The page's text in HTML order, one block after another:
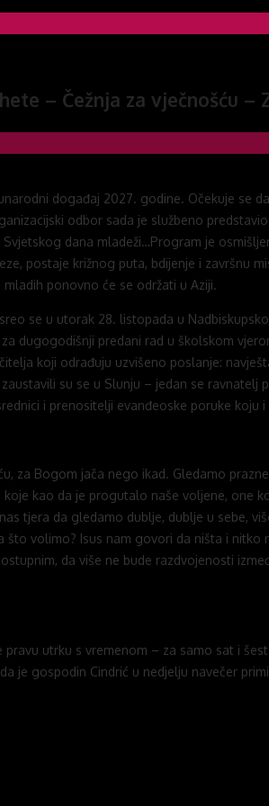
– Čežnja za vječnošću –
događaj 2027. godine. Očekuje se
odbor sada je službeno
dana mladeži…Program je
postaje križnog puta, bdijenje i završnu
ponovno će se održati u Aziji.
se u utorak 28. listopada u
dugogodišnji predani rad u školskom
koji odrađuju uzvišeno poslanje:
su se u Slunju – jedan se
i prenositelji evanđeoske poruke koju i
za Bogom jača nego ikad. Gledamo
kao da je progutalo naše voljene,
tjera da gledamo dublje, dublje u sebe,
volimo? Isus nam govori da ništa i
da više ne bude razdvojenosti
utrku s vremenom – za samo sat i
je gospodin Cindrić u nedjelju navečer